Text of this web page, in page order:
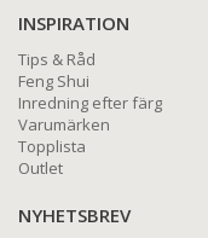
INSPIRATION
Tips & Råd
Feng Shui
Inredning efter färg
Varumärken
Topplista
Outlet
NYHETSBREV